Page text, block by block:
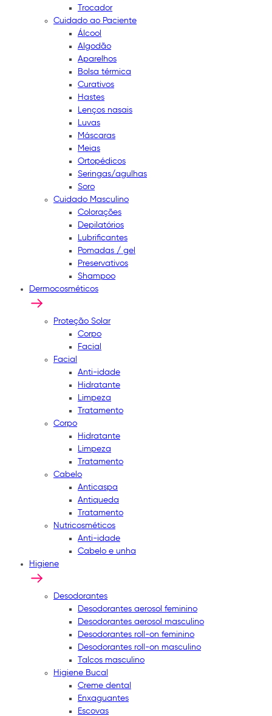
Trocador
Cuidado ao Paciente
Álcool
Algodão
Aparelhos
Bolsa térmica
Curativos
Hastes
Lenços nasais
Luvas
Máscaras
Meias
Ortopédicos
Seringas/agulhas
Soro
Cuidado Masculino
Colorações
Depilatórios
Lubrificantes
Pomadas / gel
Preservativos
Shampoo
Dermocosméticos
Proteção Solar
Corpo
Facial
Facial
Anti-idade
Hidratante
Limpeza
Tratamento
Corpo
Hidratante
Limpeza
Tratamento
Cabelo
Anticaspa
Antiqueda
Tratamento
Nutricosméticos
Anti-idade
Cabelo e unha
Higiene
Desodorantes
Desodorantes aerosol feminino
Desodorantes aerosol masculino
Desodorantes roll-on feminino
Desodorantes roll-on masculino
Talcos masculino
Higiene Bucal
Creme dental
Enxaguantes
Escovas